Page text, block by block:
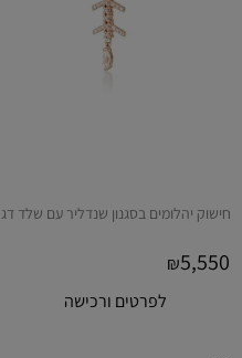
חישוק יהלומים בסגנון שנדליר עם שלד דג
₪5,550
לפרטים ורכישה